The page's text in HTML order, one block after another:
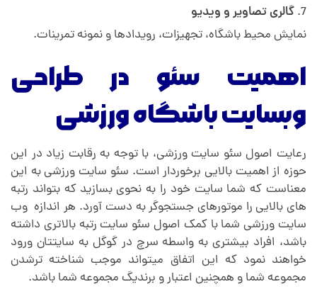
گالری تصاویر و ویدیو
نمایش محیط باشگاه، تجهیزات، رویدادها و نمونه تمرینات.
اهمیت سئو در طراحی
وبسایت باشگاه ورزشی
رعایت اصول سئو سایت ورزشی، با توجه به رقابت زیاد در این
حوزه از اهمیت بالایی برخوردار است. سئو سایت ورزشی به این
معناست که شما سایت خود را به نحوی بسازید .که بتواند رتبه
های بالایی را موتورهای جستجوگر به دست آورد. هر اندازه وب
سایت ورزشی شما با کمک اصول سئو سایت رتبه بالاتری داشته
باشد، افراد بیشتری به واسطه سرچ در گوگل به سایتتان ورود
خواهند نمود که این اتفاق میتواند موجب شناخته ترشدن
مجموعه شما و همچنین اعتبار و برندیگ مجموعه شما باشد.